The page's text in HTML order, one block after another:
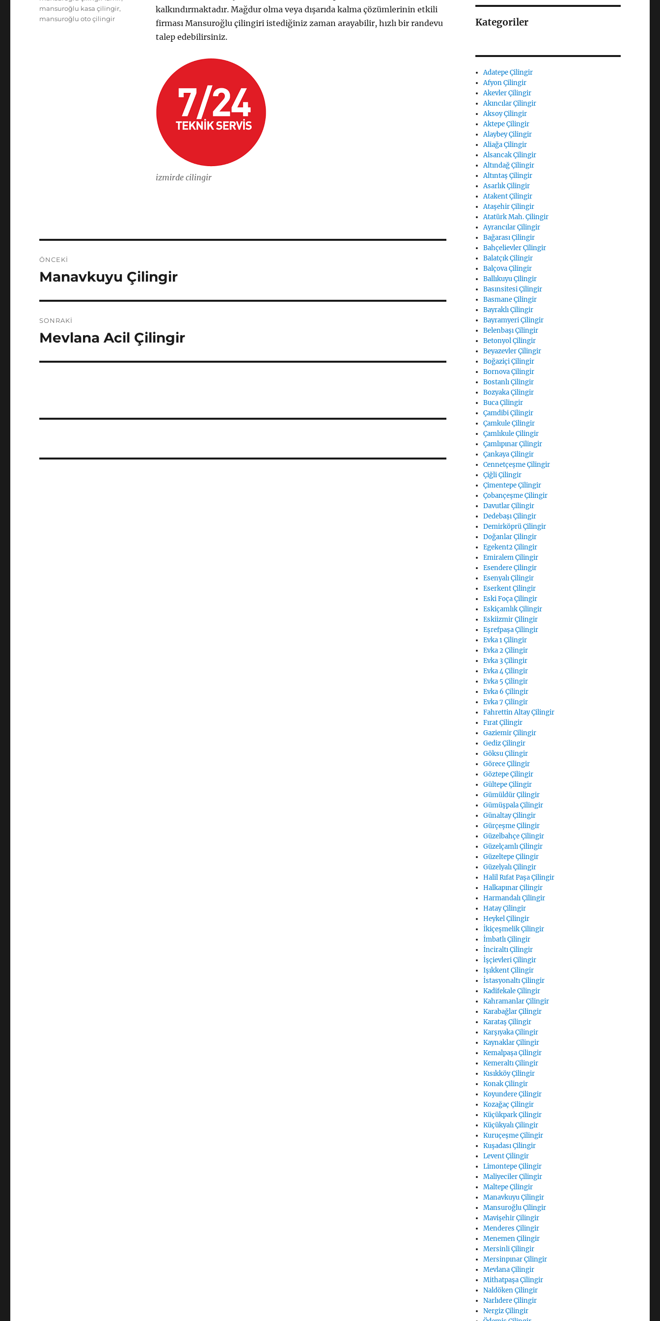
kalkındırmaktadır. Mağdur olma veya dışarıda kalma çözümlerinin etkili
firması Mansuroğlu çilingiri istediğiniz zaman arayabilir, hızlı bir randevu
talep edebilirsiniz.
izmirde cilingir
mansuroğlu kasa çilingir,
mansuroğlu oto çilingir
gezinmesi
ÖNCEKI
Önceki
Manavkuyu Çilingir
SONRAKI
Sonraki
Mevlana Acil Çilingir
Kategoriler
Adatepe Çilingir
Afyon Çilingir
Akevler Çilingir
Akıncılar Çilingir
Aksoy Çilingir
Aktepe Çilingir
Alaybey Çilingir
Aliağa Çilingir
Alsancak Çilingir
Altındağ Çilingir
Altıntaş Çilingir
Asarlık Çilingir
Atakent Çilingir
Ataşehir Çilingir
Atatürk Mah. Çilingir
Ayrancılar Çilingir
Bağarası Çilingir
Bahçelievler Çilingir
Balatçık Çilingir
Balçova Çilingir
Ballıkuyu Çilingir
Basınsitesi Çilingir
Basmane Çilingir
Bayraklı Çilingir
Bayramyeri Çilingir
Belenbaşı Çilingir
Betonyol Çilingir
Beyazevler Çilingir
Boğaziçi Çilingir
Bornova Çilingir
Bostanlı Çilingir
Bozyaka Çilingir
Buca Çilingir
Çamdibi Çilingir
Çamkule Çilingir
Çamlıkule Çilingir
Çamlıpınar Çilingir
Çankaya Çilingir
Cennetçeşme Çilingir
Çiğli Çilingir
Çimentepe Çilingir
Çobançeşme Çilingir
Davutlar Çilingir
Dedebaşı Çilingir
Demirköprü Çilingir
Doğanlar Çilingir
Egekent2 Çilingir
Emiralem Çilingir
Esendere Çilingir
Esenyalı Çilingir
Eserkent Çilingir
Eski Foça Çilingir
Eskiçamlık Çilingir
Eskiizmir Çilingir
Eşrefpaşa Çilingir
Evka 1 Çilingir
Evka 2 Çilingir
Evka 3 Çilingir
Evka 4 Çilingir
Evka 5 Çilingir
Evka 6 Çilingir
Evka 7 Çilingir
Fahrettin Altay Çilingir
Fırat Çilingir
Gaziemir Çilingir
Gediz Çilingir
Göksu Çilingir
Görece Çilingir
Göztepe Çilingir
Gültepe Çilingir
Gümüldür Çilingir
Gümüşpala Çilingir
Günaltay Çilingir
Gürçeşme Çilingir
Güzelbahçe Çilingir
Güzelçamlı Çilingir
Güzeltepe Çilingir
Güzelyalı Çilingir
Halil Rıfat Paşa Çilingir
Halkapınar Çilingir
Harmandalı Çilingir
Hatay Çilingir
Heykel Çilingir
İkiçeşmelik Çilingir
İmbatlı Çilingir
İnciraltı Çilingir
İşçievleri Çilingir
Işıkkent Çilingir
İstasyonaltı Çilingir
Kadifekale Çilingir
Kahramanlar Çilingir
Karabağlar Çilingir
Karataş Çilingir
Karşıyaka Çilingir
Kaynaklar Çilingir
Kemalpaşa Çilingir
Kemeraltı Çilingir
Kısıkköy Çilingir
Konak Çilingir
Koyundere Çilingir
Kozağaç Çilingir
Küçükpark Çilingir
Küçükyalı Çilingir
Kuruçeşme Çilingir
Kuşadası Çilingir
Levent Çilingir
Limontepe Çilingir
Maliyeciler Çilingir
Maltepe Çilingir
Manavkuyu Çilingir
Mansuroğlu Çilingir
Mavişehir Çilingir
Menderes Çilingir
Menemen Çilingir
Mersinli Çilingir
Mersinpınar Çilingir
Mevlana Çilingir
Mithatpaşa Çilingir
Naldöken Çilingir
Narlıdere Çilingir
Nergiz Çilingir